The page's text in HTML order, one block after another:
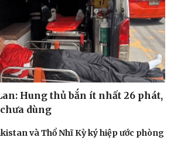
Hung thủ bắn ít nhất 26 phát,
dùng
và Thổ Nhĩ Kỳ ký hiệp ước phòng